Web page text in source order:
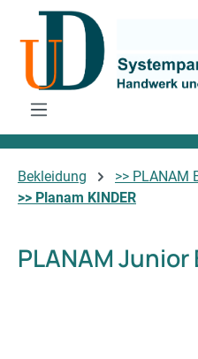
Zum Hauptinhalt springen
Bekleidung
>> PLANAM
>> Planam KINDER
PLANAM